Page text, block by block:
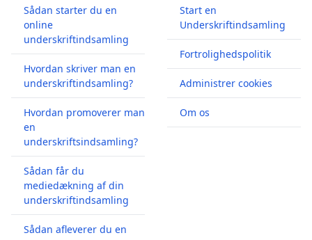
Sådan starter du en
online
underskriftindsamling
Hvordan skriver man en
underskriftindsamling?
Hvordan promoverer man
en
underskriftsindsamling?
Sådan får du
mediedækning af din
underskriftindsamling
Sådan afleverer du en
Start en
Underskriftindsamling
Fortrolighedspolitik
Administrer cookies
Om os